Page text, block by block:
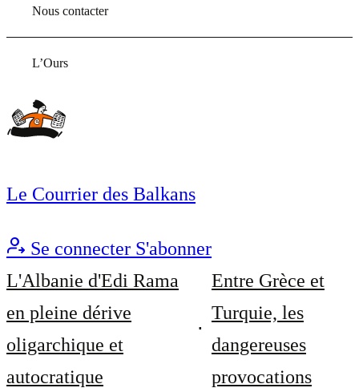
Nous contacter
L’Ours
Le Courrier des Balkans
Se connecter S'abonner
L'Albanie d'Edi Rama
en pleine dérive
oligarchique et
autocratique
Entre Grèce et
Turquie, les
dangereuses
provocations